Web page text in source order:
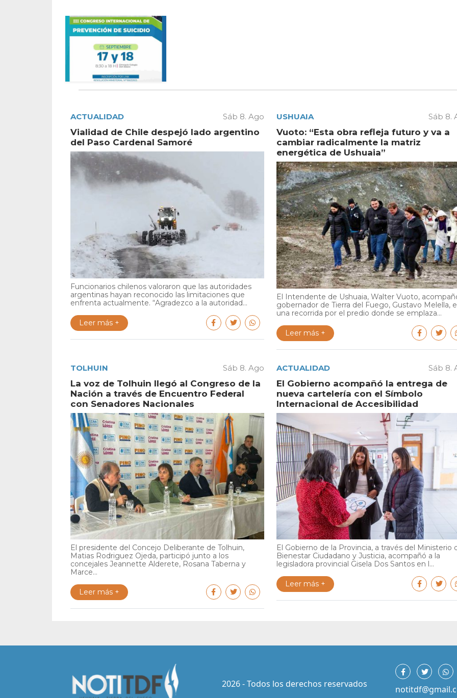
ACTUALIDAD Sáb 8. Ago
Vialidad de Chile despejó lado argentino
del Paso Cardenal Samoré
Funcionarios chilenos valoraron que las autoridades
argentinas hayan reconocido las limitaciones que
enfrenta actualmente. “Agradezco a la autoridad...
Leer más +
USHUAIA Sáb 8.
Vuoto: “Esta obra refleja futuro y va a
cambiar radicalmente la matriz
energética de Ushuaia”
El Intendente de Ushuaia, Walter Vuoto,
gobernador de Tierra del Fuego, Gustavo Melella,
una recorrida por el predio donde se emplaza...
Leer más +
TOLHUIN Sáb 8. Ago
La voz de Tolhuin llegó al Congreso de la
Nación a través de Encuentro Federal
con Senadores Nacionales
El presidente del Concejo Deliberante de Tolhuin,
Matias Rodriguez Ojeda, participó junto a los
concejales Jeannette Alderete, Rosana Taberna y
Marce...
Leer más +
ACTUALIDAD Sáb 8.
El Gobierno acompañó la entrega de
nueva cartelería con el Símbolo
Internacional de Accesibilidad
El Gobierno de la Provincia, a través del Ministerio
Bienestar Ciudadano y Justicia, acompañó a la
legisladora provincial Gisela Dos Santos en l...
Leer más +
2026 - Todos los derechos reservados